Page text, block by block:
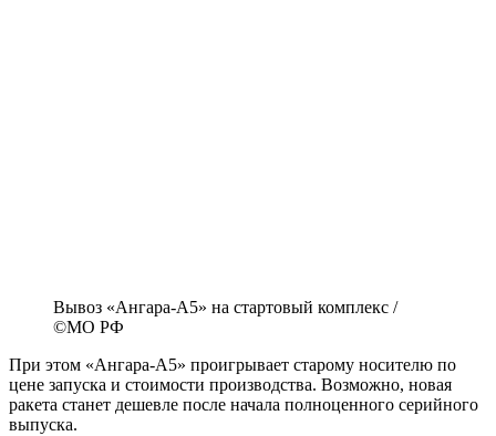
Вывоз «Ангара-А5» на стартовый комплекс /
©МО РФ
При этом «Ангара-А5» проигрывает старому носителю по
цене запуска и стоимости производства. Возможно, новая
ракета станет дешевле после начала полноценного серийного
выпуска.